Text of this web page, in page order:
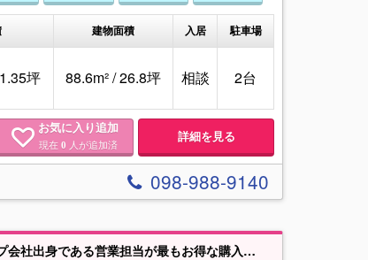
建物面積 入居 駐車場
坪 88.6m² / 26.8坪 相談 2台
お気に入り追加
現在0 人が追加済 詳細を見る
098-988-9140
費用の抑え方も全力で対応させていただきます！！ 一生に一度の大きなお買い物✨お得に買うなら【アミール不動産】✨にお任せください！！